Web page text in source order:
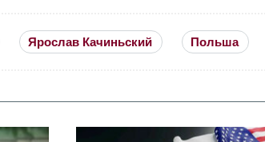
Ярослав Качиньский Польша